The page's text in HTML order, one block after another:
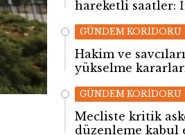
hareketli saatler:
GÜNDEM KORİDORU
Hakim ve
yükselme
GÜNDEM KORİDORU
Mecliste kritik
düzenleme kabul